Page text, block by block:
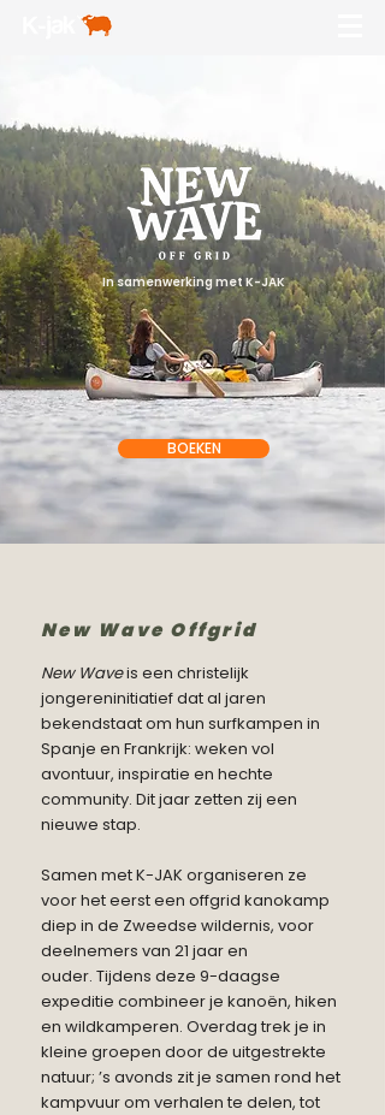
In samenwerking met K-JAK
BOEKEN
New Wave Offgrid
New Waveis een christelijk
jongereninitiatief dat al jaren
bekendstaat om hun surfkampen in
Spanje en Frankrijk: weken vol
avontuur, inspiratie en hechte
community. Dit jaar zetten zij een
nieuwe stap.
Samen met K-JAK organiseren ze
voor het eerst een offgrid kanokamp
diep in de Zweedse wildernis, voor
deelnemers van 21 jaar en
ouder. Tijdens deze 9-daagse
expeditie combineer je kanoën, hiken
en wildkamperen. Overdag trek je in
kleine groepen door de uitgestrekte
natuur; ’s avonds zit je samen rond het
kampvuur om verhalen te delen, tot